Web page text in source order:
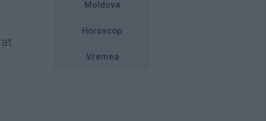
Moldova
Horoscop
Vremea